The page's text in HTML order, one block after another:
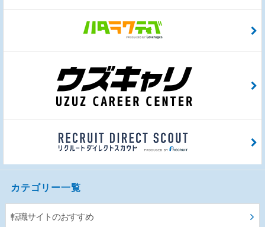
カテゴリー一覧
転職サイトのおすすめ